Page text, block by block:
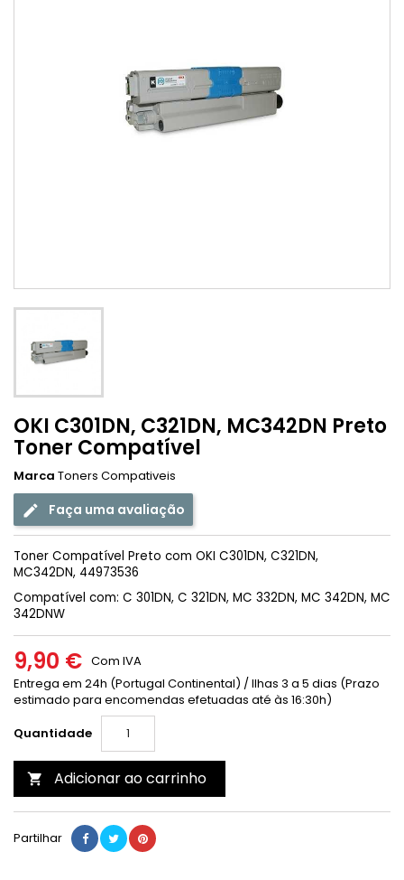
OKI C301DN, C321DN, MC342DN Preto
Toner Compatível
Marca Toners Compativeis
Faça uma avaliação
Toner Compatível Preto com OKI C301DN, C321DN,
MC342DN, 44973536
Compatível com: C 301DN, C 321DN, MC 332DN, MC 342DN, MC
342DNW
9,90 € Com IVA
Entrega em 24h (Portugal Continental) / Ilhas 3 a 5 dias (Prazo
estimado para encomendas efetuadas até às 16:30h)
Quantidade
 Adicionar ao carrinho
Partilhar